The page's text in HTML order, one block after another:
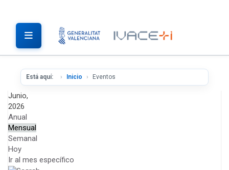
Está aquí: Inicio Eventos
Junio,
2026
Anual
Mensual
Semanal
Hoy
Ir al mes específico